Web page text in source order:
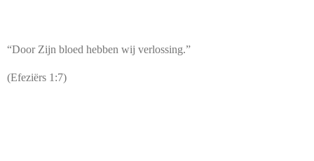
“Door Zijn bloed hebben wij verlossing.”
(Efeziërs 1:7)